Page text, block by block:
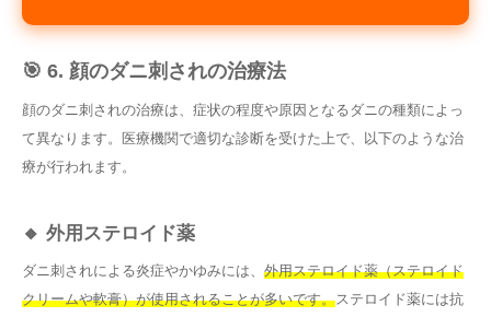
🎯 6. 顔のダニ刺されの治療法
顔のダニ刺されの治療は、症状の程度や原因となるダニの種類によっ
て異なります。医療機関で適切な診断を受けた上で、以下のような治
療が行われます。
🔸 外用ステロイド薬
ダニ刺されによる炎症やかゆみには、 外用ステロイド薬（ステロイド
クリームや軟膏）が使用されることが多いです。ステロイド薬には抗